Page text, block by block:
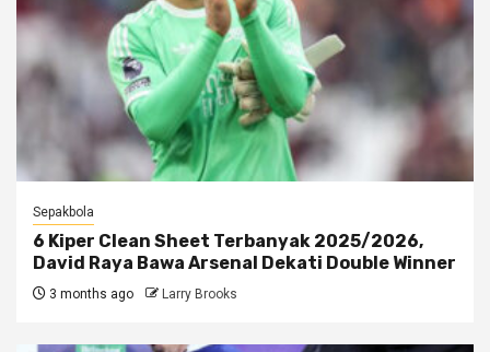
Sepakbola
6 Kiper Clean Sheet Terbanyak 2025/2026,
David Raya Bawa Arsenal Dekati Double Winner
3 months ago Larry Brooks